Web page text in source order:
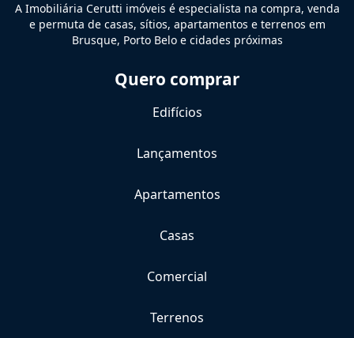
A Imobiliária Cerutti imóveis é especialista na compra, venda
e permuta de casas, sítios, apartamentos e terrenos em
Brusque, Porto Belo e cidades próximas
Quero comprar
Edifícios
Lançamentos
Apartamentos
Casas
Comercial
Terrenos